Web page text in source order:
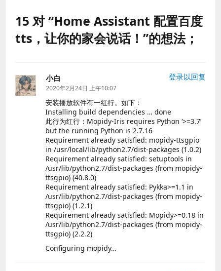
15 对 “Home Assistant 配置百度
tts，让你的家会说话！”的想法；
小白
道：
2020年2月24日 上午10:07
安装播放软件有一红行。如下：
Installing build dependencies … done
此行为红行：Mopidy-Iris requires Python ‘>=3.7’
but the running Python is 2.7.16
Requirement already satisfied: mopidy-ttsgpio
in /usr/local/lib/python2.7/dist-packages (1.0.2)
Requirement already satisfied: setuptools in
/usr/lib/python2.7/dist-packages (from mopidy-
ttsgpio) (40.8.0)
Requirement already satisfied: Pykka>=1.1 in
/usr/lib/python2.7/dist-packages (from mopidy-
ttsgpio) (1.2.1)
Requirement already satisfied: Mopidy>=0.18 in
/usr/lib/python2.7/dist-packages (from mopidy-
ttsgpio) (2.2.2)
Configuring mopidy…
登录以回复